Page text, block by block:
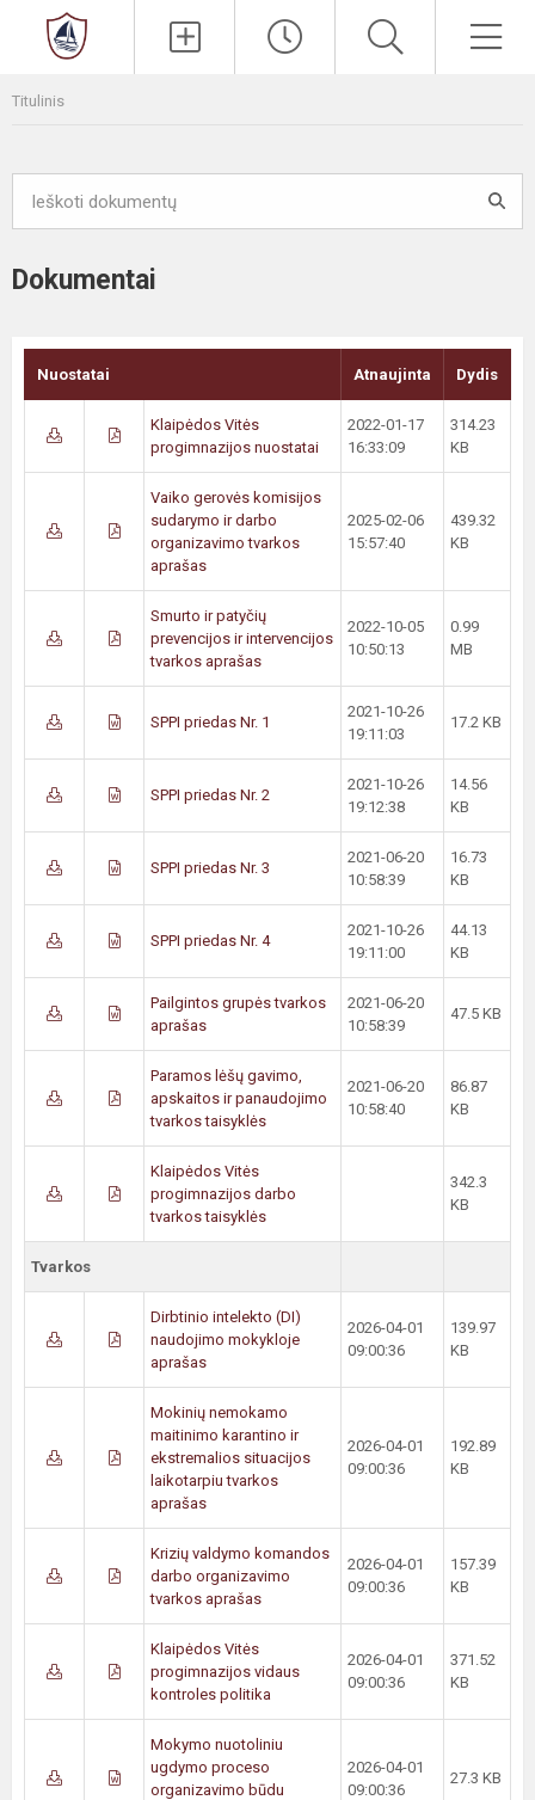
Titulinis
Dokumentai
Nuostatai Atnaujinta Dydis
Klaipėdos Vitės
progimnazijos nuostatai
2022-01-17
16:33:09
314.23
KB
Vaiko gerovės komisijos
sudarymo ir darbo
organizavimo tvarkos
aprašas
2025-02-06
15:57:40
439.32
KB
Smurto ir patyčių
prevencijos ir intervencijos
tvarkos aprašas
2022-10-05
10:50:13
0.99
MB
SPPI priedas Nr. 1
2021-10-26
19:11:03
17.2 KB
SPPI priedas Nr. 2
2021-10-26
19:12:38
14.56
KB
SPPI priedas Nr. 3
2021-06-20
10:58:39
16.73
KB
SPPI priedas Nr. 4
2021-10-26
19:11:00
44.13
KB
Pailgintos grupės tvarkos
aprašas
2021-06-20
10:58:39
47.5 KB
Paramos lėšų gavimo,
apskaitos ir panaudojimo
tvarkos taisyklės
2021-06-20
10:58:40
86.87
KB
Klaipėdos Vitės
progimnazijos darbo
tvarkos taisyklės
342.3
KB
Tvarkos
Dirbtinio intelekto (DI)
naudojimo mokykloje
aprašas
2026-04-01
09:00:36
139.97
KB
Mokinių nemokamo
maitinimo karantino ir
ekstremalios situacijos
laikotarpiu tvarkos
aprašas
2026-04-01
09:00:36
192.89
KB
Krizių valdymo komandos
darbo organizavimo
tvarkos aprašas
2026-04-01
09:00:36
157.39
KB
Klaipėdos Vitės
progimnazijos vidaus
kontroles politika
2026-04-01
09:00:36
371.52
KB
Mokymo nuotoliniu
ugdymo proceso
organizavimo būdu
2026-04-01
09:00:36
27.3 KB